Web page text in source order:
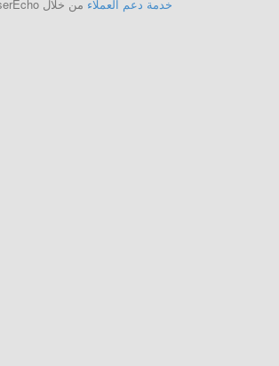
خدمة دعم العملاء من خلال UserEcho